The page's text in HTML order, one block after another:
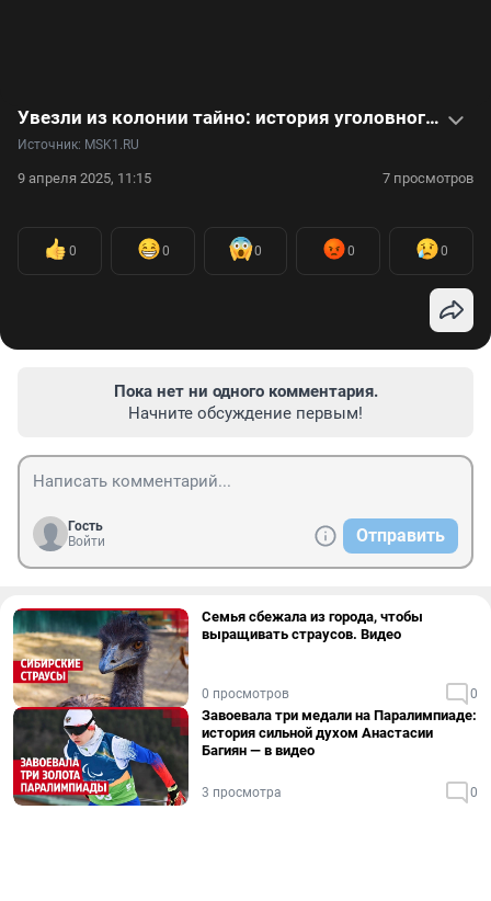
Увезли из колонии тайно: история уголовного дела Михаила Ефремова — в одном видео
Источник: MSK1.RU
9 апреля 2025, 11:15 7 просмотров
0 0 0 0 0
Пока нет ни одного комментария.
Начните обсуждение первым!
Гость
Войти
Отправить
Семья сбежала из города, чтобы
выращивать страусов. Видео
0 просмотров 0
Завоевала три медали на Паралимпиаде:
история сильной духом Анастасии
Багиян — в видео
3 просмотра 0